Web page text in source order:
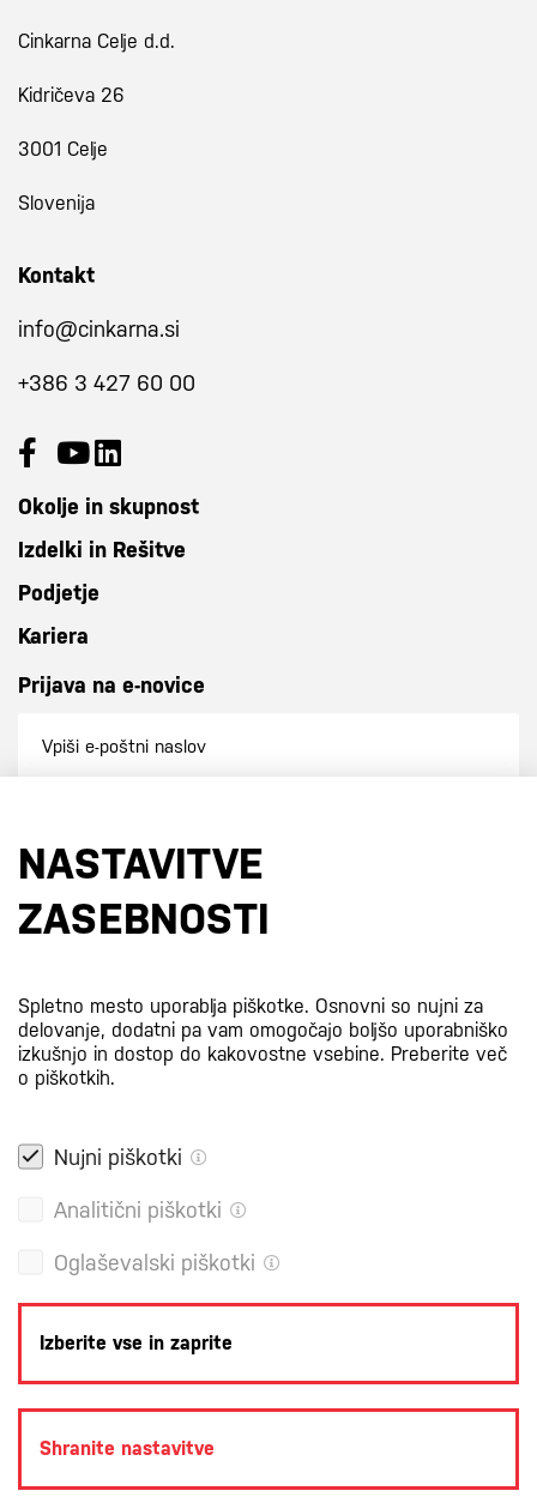
Cinkarna Celje d.d.
Kidričeva 26
3001 Celje
Slovenija
Kontakt
info@cinkarna.si
+386 3 427 60 00
Okolje in skupnost
Izdelki in Rešitve
Podjetje
Kariera
Prijava na e-novice
S prijavo na e-novice se strinjate z
PRODUKCIJA: CREATIM
NASTAVITVE
ZASEBNOSTI
Spletno mesto uporablja piškotke. Osnovni so nujni za
delovanje, dodatni pa vam omogočajo boljšo uporabniško
izkušnjo in dostop do kakovostne vsebine. Preberite več
o piškotkih.
Nujni piškotki
Analitični piškotki
Oglaševalski piškotki
Izberite vse in zaprite
Shranite nastavitve